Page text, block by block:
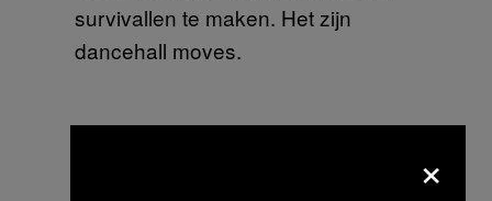
survivallen te maken. Het zijn
dancehall moves.
×